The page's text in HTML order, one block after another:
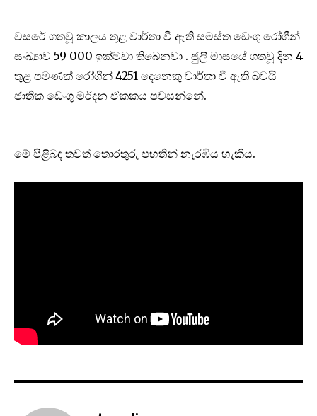
වසරේ ගතවූ කාලය තුළ වාර්තා වී ඇති සමස්ත ඩෙංගු රෝගීන්
සංඛ්‍යාව 59 000 ඉක්මවා තිබෙනවා . ජුලි මාසයේ ගතවූ දින 4
තුළ පමණක් රෝගීන් 4251 දෙනෙකු වාර්තා වී ඇති බවයි
ජාතික ඩෙංගු මර්දන ඒකකය පවසන්නේ.
මේ පිළිබඳ තවත් තොරතුරු පහතින් නැරඹිය හැකිය.